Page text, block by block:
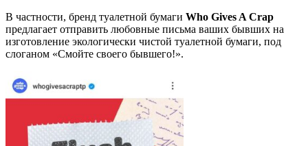
В частности, бренд туалетной бумаги Who Gives A Crap
предлагает отправить любовные письма ваших бывших на
изготовление экологически чистой туалетной бумаги, под
слоганом «Смойте своего бывшего!».